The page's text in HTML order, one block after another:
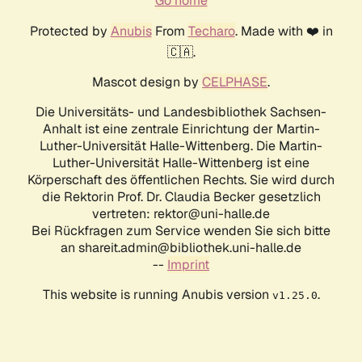
Protected by AnubisFrom Techaro. Made with ❤️ in
🇨🇦.
Mascot design by CELPHASE.
Die Universitäts- und Landesbibliothek Sachsen-
Anhalt ist eine zentrale Einrichtung der Martin-
Luther-Universität Halle-Wittenberg. Die Martin-
Luther-Universität Halle-Wittenberg ist eine
Körperschaft des öffentlichen Rechts. Sie wird durch
die Rektorin Prof. Dr. Claudia Becker gesetzlich
vertreten: rektor@uni-halle.de
Bei Rückfragen zum Service wenden Sie sich bitte
an shareit.admin@bibliothek.uni-halle.de
-- Imprint
This website is running Anubis version v1.25.0.